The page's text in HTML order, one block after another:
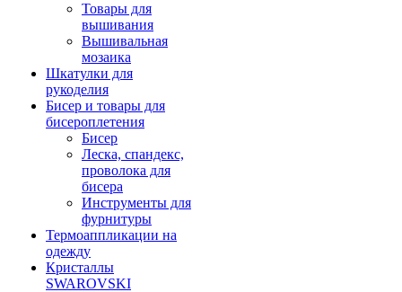
Товары для
вышивания
Вышивальная
мозаика
Шкатулки для
рукоделия
Бисер и товары для
бисероплетения
Бисер
Леска, спандекс,
проволока для
бисера
Инструменты для
фурнитуры
Термоаппликации на
одежду
Кристаллы
SWAROVSKI